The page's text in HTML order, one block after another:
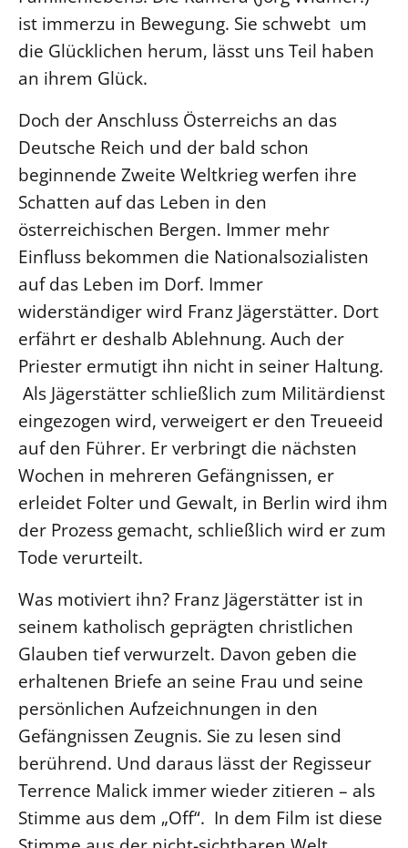
ist immerzu in Bewegung. Sie schwebt um
die Glücklichen herum, lässt uns Teil haben
an ihrem Glück.
Doch der Anschluss Österreichs an das
Deutsche Reich und der bald schon
beginnende Zweite Weltkrieg werfen ihre
Schatten auf das Leben in den
österreichischen Bergen. Immer mehr
Einfluss bekommen die Nationalsozialisten
auf das Leben im Dorf. Immer
widerständiger wird Franz Jägerstätter. Dort
erfährt er deshalb Ablehnung. Auch der
Priester ermutigt ihn nicht in seiner Haltung.
Als Jägerstätter schließlich zum Militärdienst
eingezogen wird, verweigert er den Treueeid
auf den Führer. Er verbringt die nächsten
Wochen in mehreren Gefängnissen, er
erleidet Folter und Gewalt, in Berlin wird ihm
der Prozess gemacht, schließlich wird er zum
Tode verurteilt.
Was motiviert ihn? Franz Jägerstätter ist in
seinem katholisch geprägten christlichen
Glauben tief verwurzelt. Davon geben die
erhaltenen Briefe an seine Frau und seine
persönlichen Aufzeichnungen in den
Gefängnissen Zeugnis. Sie zu lesen sind
berührend. Und daraus lässt der Regisseur
Terrence Malick immer wieder zitieren – als
Stimme aus dem „Off“. In dem Film ist diese
Beteiligungsverfahren
Beschwerdestellen
Ephoralbüro
Finanzplanung
Fundraising
IT-Service
Corporate Design
Interventionsplan
Jahresgespräche
Kantine Speiseplan
Kirchliches Amtsblatt
Kirchliche Verwaltung
Klimaschutzgesetz
Kunstreferat
NKVK
Öffentlichkeitsarbeit
Personalausschuss
Projektmanagement
Recht